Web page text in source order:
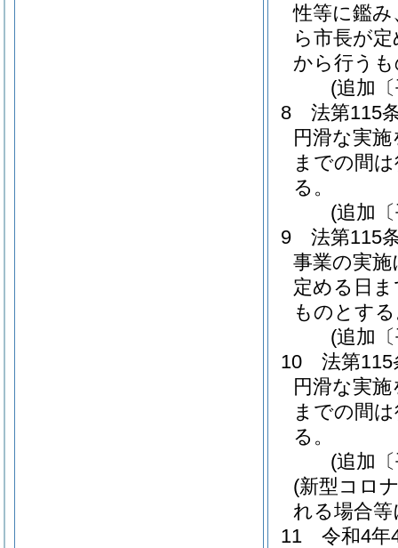
性等に鑑
ら市長が
から行う
(追加
8
法第115
円滑な実
までの間
る。
(追加
9
法第115
事業の実
定める日
ものとす
(追加
10
法第
円滑な実
までの間
る。
(追加
(新型コロ
れる場合
11
令和4年